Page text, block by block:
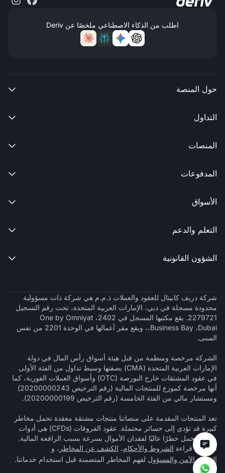
اطلب من الذكاء الاصطناعي ملخصًا عن Deriv
حول المنصة 
التداول 
المنصات 
المدفوعات 
الأسواق 
التعلم والدعم 
الشؤون القانونية 
شركة دريف كابيتال للعقود والعملات ذ.م.م هي شركة ذات مسؤولية
محدودة مسجلة في دبي، الإمارات العربية المتحدة، تحت رقم التسجيل
2279721. يقع مكتبها المسجل في 2402، One by Omniyat
،Business Bay ،Dubai، ويقع مقر أعمالها في الوحدة 2201 من نفس
المبنى.
الشركة مرخصة ومنظمة من قبل هيئة أسواق رأس المال في دولة
الإمارات العربية المتحدة (CMA) بصفتها وسيط تداول من الفئة الأولى
في عقود المشتقات خارج البورصة (OTC) وأسواق العملات الفورية، كما
أنها مرخصة كموزع للمنتجات المالية (رقم الترخيص 20200000243)
ومستشار مالي من الفئة الخامسة (رقم الترخيص 20200000199).
تعد المنتجات المقدمة على منصاتنا منتجات مشتقة معقدة تحمل مخاطر
كبيرة قد تؤدي إلى خسائر محتملة. عقود الفروقات (CFDs) هي أدوات
معقدة تحمل خطرًا عاليًا لفقدان الأموال بسرعة بسبب الرافعة المالية.
تأكد من قراءة الشروط والأحكام، الكشف عن المخاطر ، و
التداول الآمن والمسؤول لفهم المخاطر المتضمنة قبل استخدام خدماتنا.